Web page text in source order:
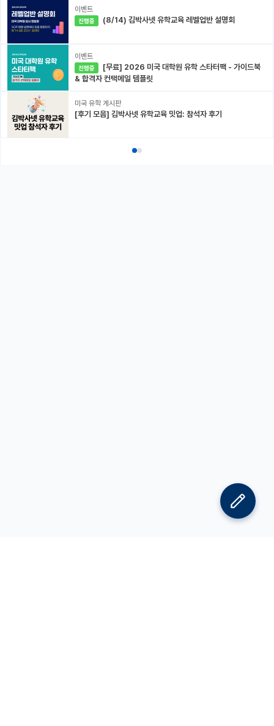
이벤트
진행중 (8/14) 김박사넷 유학교육 레벨업반 설명회
이벤트
진행중
& 합격자 컨택메일 템플릿
미국 유학 게시판
[후기 모음] 김박사넷 유학교육 밋업: 참석자 후기